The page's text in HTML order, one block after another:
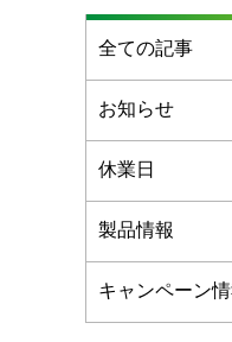
全ての記事
お知らせ
休業日
製品情報
キャンペーン